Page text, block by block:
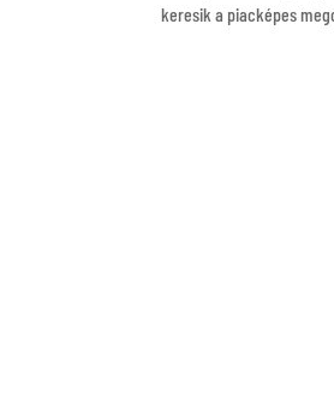
keresik a piacképes